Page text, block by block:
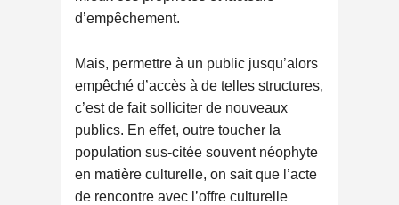
d’empêchement.
Mais, permettre à un public jusqu’alors
empêché d’accès à de telles structures,
c’est de fait solliciter de nouveaux
publics. En effet, outre toucher la
population sus-citée souvent néophyte
en matière culturelle, on sait que l’acte
de rencontre avec l’offre culturelle